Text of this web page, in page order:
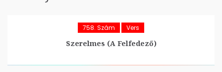
758. Szám Vers
Szerelmes (A Felfedező)